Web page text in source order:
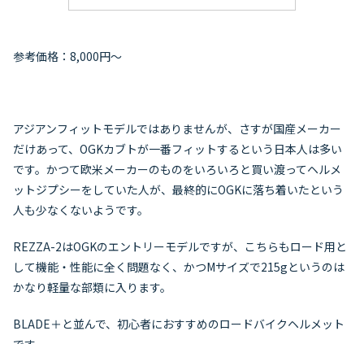
参考価格：8,000円～
アジアンフィットモデルではありませんが、さすが国産メーカー
だけあって、OGKカブトが一番フィットするという日本人は多い
です。かつて欧米メーカーのものをいろいろと買い渡ってヘルメ
ットジプシーをしていた人が、最終的にOGKに落ち着いたという
人も少なくないようです。
REZZA-2はOGKのエントリーモデルですが、こちらもロード用と
して機能・性能に全く問題なく、かつMサイズで215gというのは
かなり軽量な部類に入ります。
BLADE＋と並んで、初心者におすすめのロードバイクヘルメット